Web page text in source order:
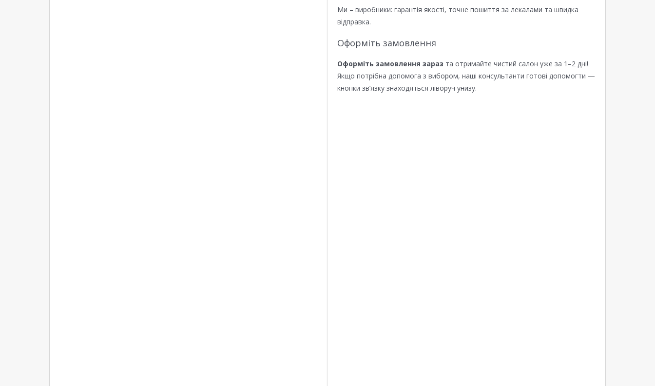
Ми – виробники: гарантія якості, точне пошиття за лекалами та швидка
відправка.
Оформіть замовлення
Оформіть замовлення зараз та отримайте чистий салон уже за 1–2 дні!
Якщо потрібна допомога з вибором, наші консультанти готові допомогти —
кнопки зв’язку знаходяться ліворуч унизу.